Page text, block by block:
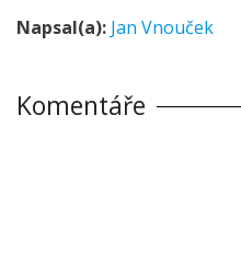
Napsal(a): Jan Vnouček
Komentáře